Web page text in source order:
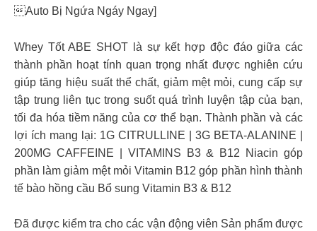
Auto Bị Ngứa Ngáy Ngay]
Whey Tốt ABE SHOT là sự kết hợp độc đáo giữa các
thành phần hoạt tính quan trọng nhất được nghiên cứu
giúp tăng hiệu suất thể chất, giảm mệt mỏi, cung cấp sự
tập trung liên tục trong suốt quá trình luyện tập của bạn,
tối đa hóa tiềm năng của cơ thể bạn. Thành phần và các
lợi ích mang lại: 1G CITRULLINE | 3G BETA-ALANINE |
200MG CAFFEINE | VITAMINS B3 & B12 Niacin góp
phần làm giảm mệt mỏi Vitamin B12 góp phần hình thành
tế bào hồng cầu Bổ sung Vitamin B3 & B12
Đã được kiểm tra cho các vận động viên Sản phẩm được